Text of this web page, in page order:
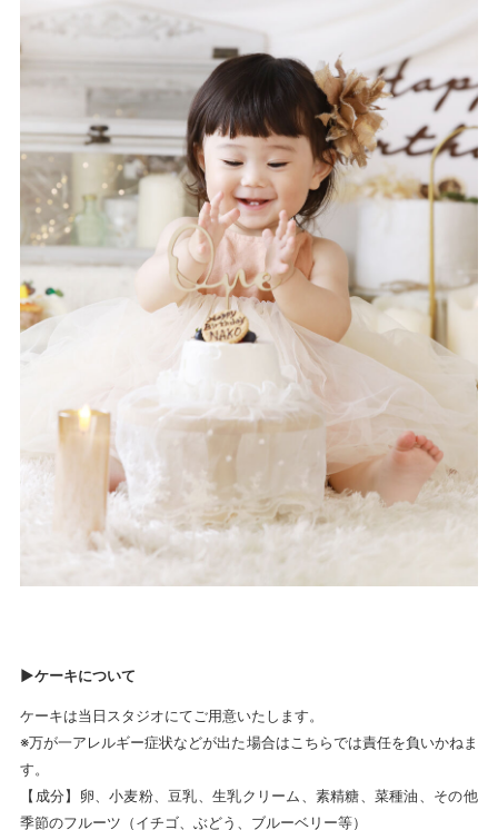
►ケーキについて
ケーキは当日スタジオにてご用意いたします。
※万が一アレルギー症状などが出た場合はこちらでは責任を負いかねま
す。
【成分】卵、小麦粉、豆乳、生乳クリーム、素精糖、菜種油、その他
季節のフルーツ（イチゴ、ぶどう、ブルーベリー等）